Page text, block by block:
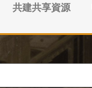
共建共享資源